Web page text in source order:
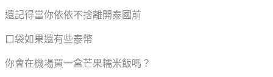
還記得當你依依不捨離開泰國前
口袋如果還有些泰幣
你會在機場買一盒芒果糯米飯嗎？